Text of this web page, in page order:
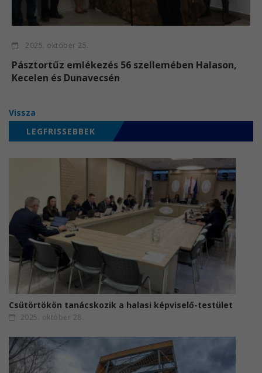
2025. október 25.
Pásztortűz emlékezés 56 szellemében Halason,
Kecelen és Dunavecsén
Vissza
LEGFRISSEBBEK
Csütörtökön tanácskozik a halasi képviselő-testület
2025. október 28.